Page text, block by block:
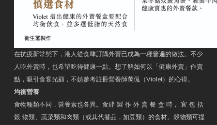
在抗疫新常態下，港人從食肆訂購外賣已成為一種普遍的做法。不少
人吃外賣時，也希望吃得健康一點。想了解如何以「健康外賣」作賣
點，吸引食客光顧，不妨參考註冊營養師萬侃（Violet）的心得。
均衡營養
食物種類不同，營養素也各異。食肆 製 作 外 賣 餐 盒 時， 宜 包 括
穀 物類、蔬菜類和肉類（或其代替品，如豆類）的食材。穀物類可提